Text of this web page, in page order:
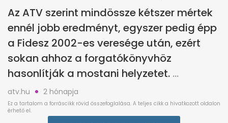
Az ATV szerint mindössze kétszer mértek
ennél jobb eredményt, egyszer pedig épp
a Fidesz 2002-es veresége után, ezért
sokan ahhoz a forgatókönyvhöz
hasonlítják a mostani helyzetet.
atv.hu 2 hónapja